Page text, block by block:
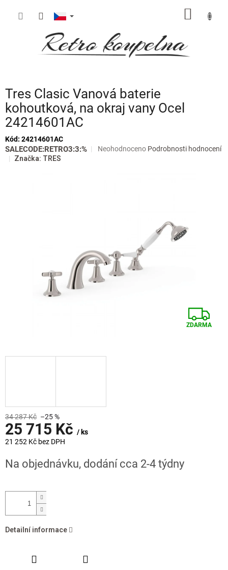
Tres Clasic Vanová baterie
kohoutková, na okraj vany Ocel
24214601AC
Kód: 24214601AC
SALECODE:RETRO3:3:%
Průměrné
Neohodnoceno Podrobnosti hodnocení
Značka: TRES
Z
ZDARMA
34 287 Kč –25 %
25 715 Kč / ks
21 252 Kč bez DPH
cena:
Na objednávku, dodání cca 2-4 týdny
Detailní informace